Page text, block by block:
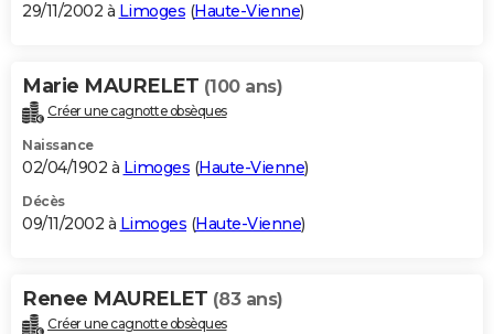
29/11/2002 à Limoges (Haute-Vienne)
Marie MAURELET (100 ans)
Créer une cagnotte obsèques
Naissance
02/04/1902 à Limoges (Haute-Vienne)
Décès
09/11/2002 à Limoges (Haute-Vienne)
Renee MAURELET (83 ans)
Créer une cagnotte obsèques